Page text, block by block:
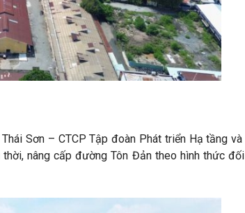
Sơn – CTCP Tập đoàn Phát triển Hạ tầng
nâng cấp đường Tôn Đản theo hình thức